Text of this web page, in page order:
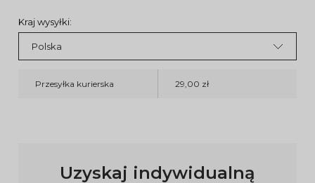
Kraj wysyłki:
Przesyłka kurierska 29,00 zł
Uzyskaj indywidualną